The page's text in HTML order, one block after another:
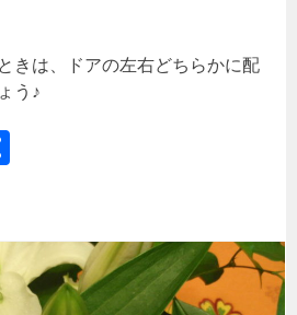
きは、ドアの左右どちらかに配
う♪